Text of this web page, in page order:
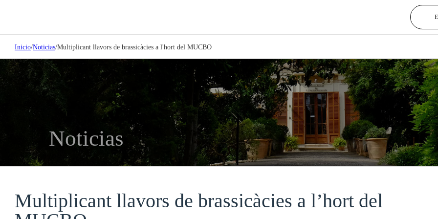
Inicio/Noticias/Multiplicant llavors de brassicàcies a l'hort del MUCBO
Noticias
Multiplicant llavors de brassicàcies a l’hort del